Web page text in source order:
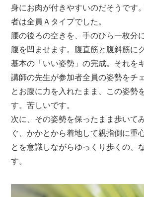
身にお肉が付きやすいのだそうです
者は全員Ａタイプでした。
腰の後ろの空きを、手のひら一枚分
腹を凹ませます。腹直筋と腹斜筋に
基本の「いい姿勢」の完成。それを
講師の先生が参加者全員の姿勢をチ
とお腹に力を入れたまま、この姿勢
す。苦しいです。
次に、その姿勢を保ったまま歩いて
ぐ、かかとから着地して親指側に重
とを意識しながらゆっくり歩くの、
す。